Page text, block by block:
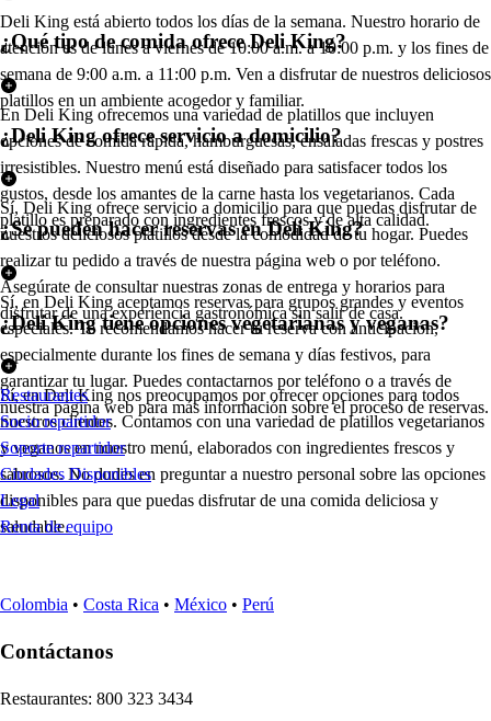
Deli King está abierto todos los días de la semana. Nuestro horario de
atención es de lunes a viernes de 10:00 a.m. a 10:00 p.m. y los fines de
semana de 9:00 a.m. a 11:00 p.m. Ven a disfrutar de nuestros deliciosos
platillos en un ambiente acogedor y familiar.
¿Qué tipo de comida ofrece Deli King?
En Deli King ofrecemos una variedad de platillos que incluyen
opciones de comida rápida, hamburguesas, ensaladas frescas y postres
irresistibles. Nuestro menú está diseñado para satisfacer todos los
gustos, desde los amantes de la carne hasta los vegetarianos. Cada
platillo es preparado con ingredientes frescos y de alta calidad.
¿Deli King ofrece servicio a domicilio?
Sí, Deli King ofrece servicio a domicilio para que puedas disfrutar de
nuestros deliciosos platillos desde la comodidad de tu hogar. Puedes
realizar tu pedido a través de nuestra página web o por teléfono.
Asegúrate de consultar nuestras zonas de entrega y horarios para
disfrutar de una experiencia gastronómica sin salir de casa.
¿Se pueden hacer reservas en Deli King?
Sí, en Deli King aceptamos reservas para grupos grandes y eventos
especiales. Te recomendamos hacer tu reserva con anticipación,
especialmente durante los fines de semana y días festivos, para
garantizar tu lugar. Puedes contactarnos por teléfono o a través de
nuestra página web para más información sobre el proceso de reservas.
¿Deli King tiene opciones vegetarianas y veganas?
Sí, en Deli King nos preocupamos por ofrecer opciones para todos
nuestros clientes. Contamos con una variedad de platillos vegetarianos
y veganos en nuestro menú, elaborados con ingredientes frescos y
sabrosos. No dudes en preguntar a nuestro personal sobre las opciones
disponibles para que puedas disfrutar de una comida deliciosa y
saludable.
Restaurantes
Socio repartidor
Soporte repartidor
Ciudades Disponibles
Legal
Renta de equipo
Colombia • Costa Rica • México • Perú
Contáctanos
Restaurantes: 800 323 3434